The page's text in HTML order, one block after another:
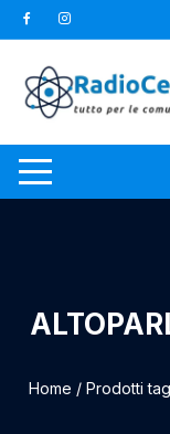
al
contenuto
Home / Prodotti